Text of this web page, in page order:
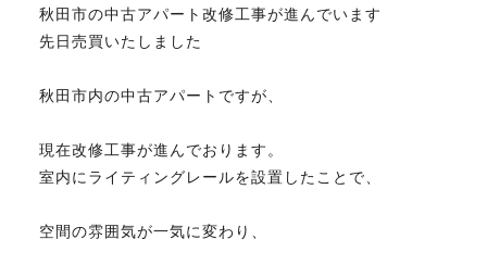
不動産のお悩み解決
マスターおすすめ物件
会社概要
秋田市の中古アパート改修工事が進んでいます
先日売買いたしました
秋田市内の中古アパートですが、
現在改修工事が進んでおります。
室内にライティングレールを設置したことで、
空間の雰囲気が一気に変わり、